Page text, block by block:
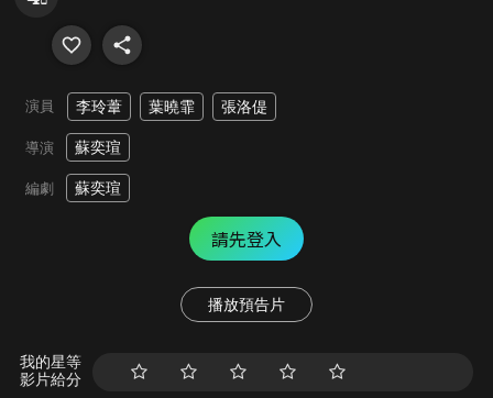
演員 李玲葦 葉曉霏 張洛偍
導演 蘇奕瑄
編劇 蘇奕瑄
請先登入
播放預告片
我的星等
影片給分